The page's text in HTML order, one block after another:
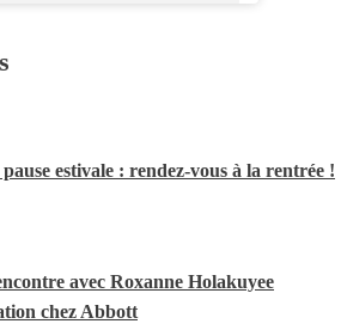
estivale : rendez-vous à la rentrée !
avec Roxanne Holakuyee
chez Abbott